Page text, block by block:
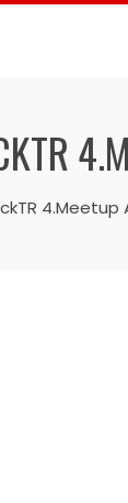
4.Meetup